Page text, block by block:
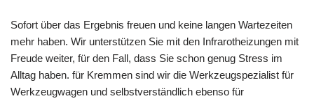
Sofort über das Ergebnis freuen und keine langen Wartezeiten
mehr haben. Wir unterstützen Sie mit den Infrarotheizungen mit
Freude weiter, für den Fall, dass Sie schon genug Stress im
Alltag haben. für Kremmen sind wir die Werkzeugspezialist für
Werkzeugwagen und selbstverständlich ebenso für